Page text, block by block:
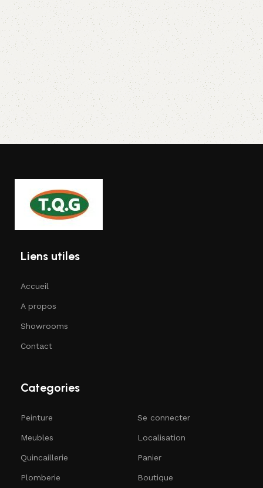
Liens utiles
Accueil
A propos
Showrooms
Contact
Categories
Peinture
Meubles
Quincaillerie
Plomberie
Se connecter
Localisation
Panier
Boutique